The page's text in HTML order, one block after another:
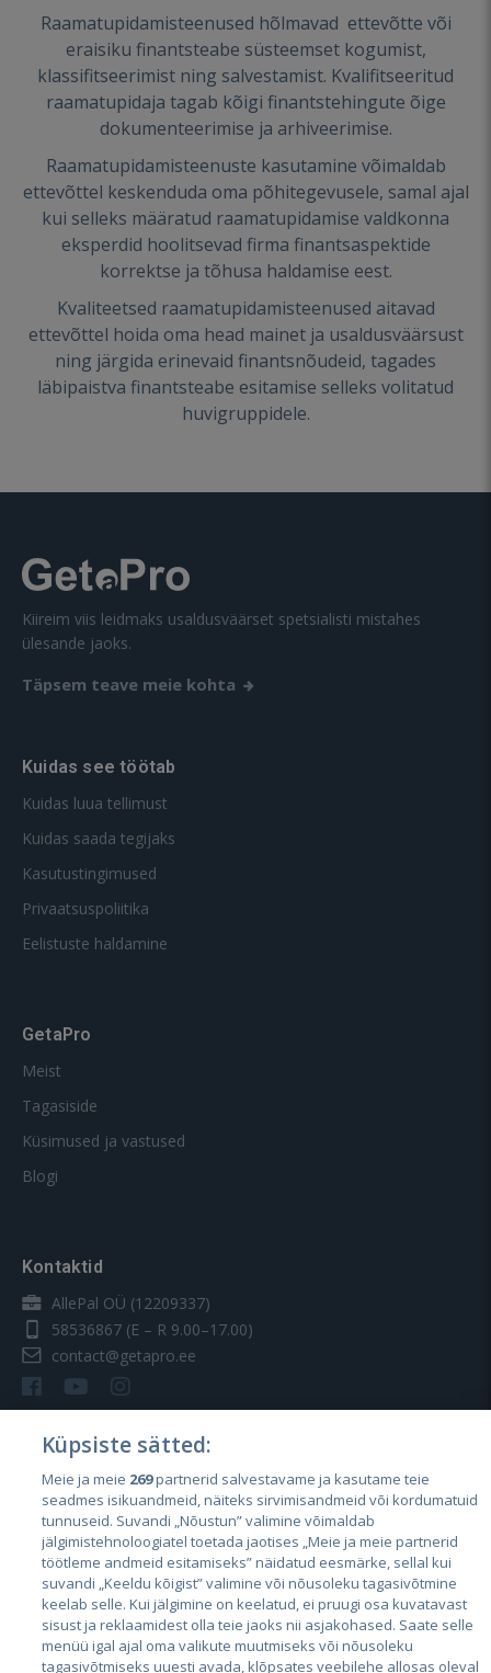
Raamatupidamisteenused hõlmavad ettevõtte või
eraisiku finantsteabe süsteemset kogumist,
klassifitseerimist ning salvestamist. Kvalifitseeritud
raamatupidaja tagab kõigi finantstehingute õige
dokumenteerimise ja arhiveerimise.
Raamatupidamisteenuste kasutamine võimaldab
ettevõttel keskenduda oma põhitegevusele, samal ajal
kui selleks määratud raamatupidamise valdkonna
eksperdid hoolitsevad firma finantsaspektide
korrektse ja tõhusa haldamise eest.
Kvaliteetsed raamatupidamisteenused aitavad
ettevõttel hoida oma head mainet ja usaldusväärsust
ning järgida erinevaid finantsnõudeid, tagades
läbipaistva finantsteabe esitamise selleks volitatud
huvigruppidele.
Kiireim viis leidmaks usaldusväärset spetsialisti mistahes
ülesande jaoks.
Täpsem teave meie kohta
Kuidas see töötab
Kuidas luua tellimust
Kuidas saada tegijaks
Kasutustingimused
Privaatsuspoliitika
Eelistuste haldamine
GetaPro
Meist
Tagasiside
Küsimused ja vastused
Blogi
Kontaktid
AllePal OÜ (12209337)
58536867 (E – R 9.00–17.00)
contact@getapro.ee
Riigid
Eesti
Läti
Leedu
Küpsiste sätted:
Meie ja meie 269partnerid salvestavame ja kasutame teie
seadmes isikuandmeid, näiteks sirvimisandmeid või kordumatuid
tunnuseid. Suvandi „Nõustun” valimine võimaldab
jälgimistehnoloogiatel toetada jaotises „Meie ja meie partnerid
töötleme andmeid esitamiseks” näidatud eesmärke, sellal kui
suvandi „Keeldu kõigist” valimine või nõusoleku tagasivõtmine
keelab selle. Kui jälgimine on keelatud, ei pruugi osa kuvatavast
sisust ja reklaamidest olla teie jaoks nii asjakohased. Saate selle
menüü igal ajal oma valikute muutmiseks või nõusoleku
tagasivõtmiseks uuesti avada, klõpsates veebilehe allosas oleval